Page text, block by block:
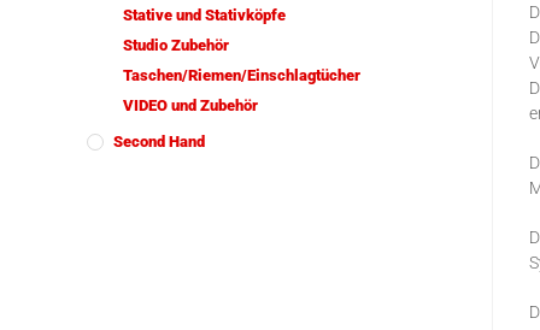
Stative und Stativköpfe
Studio Zubehör
Taschen/Riemen/Einschlagtücher
VIDEO und Zubehör
Second Hand